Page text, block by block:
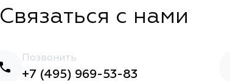
Связаться с нами
Позвонить
+7 (495) 969-53-83